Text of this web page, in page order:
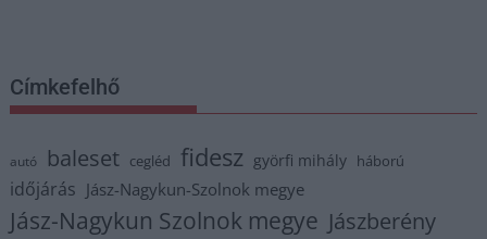
Címkefelhő
autó baleset cegléd fidesz györfi mihály háború
időjárás Jász-Nagykun-Szolnok megye
Jász-Nagykun Szolnok megye Jászberény